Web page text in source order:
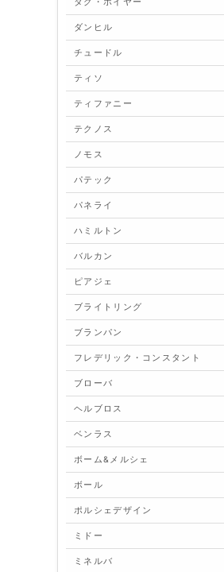
ダンヒル
チュードル
ティソ
ティファニー
テクノス
ノモス
パテック
パネライ
ハミルトン
バルカン
ピアジェ
ブライトリング
ブランパン
フレデリック・コンスタント
ブローバ
ヘルブロス
ベンラス
ボーム&メルシェ
ボール
ポルシェデザイン
ミドー
ミネルバ